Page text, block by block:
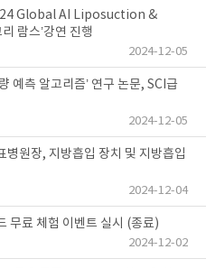
Global AI Liposuction &
람스’강연 진행
2024-12-05
예측 알고리즘’ 연구 논문, SCI급
2024-12-05
원장, 지방흡입 장치 및 지방흡입
2024-12-04
무료 체험 이벤트 실시 (종료)
2024-12-02